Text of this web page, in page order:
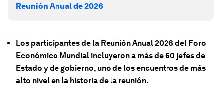
Reunión Anual de 2026
Los participantes de la Reunión Anual 2026 del Foro
Económico Mundial incluyeron a más de 60 jefes de
Estado y de gobierno, uno de los encuentros de más
alto nivel en la historia de la reunión.